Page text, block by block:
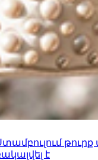
թուրք
է